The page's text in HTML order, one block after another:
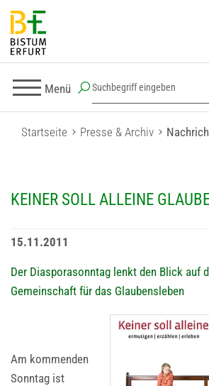
Menü
Startseite Presse & Archiv
KEINER SOLL ALLEINE
15.11.2011
Der Diasporasonntag lenkt den Blick auf
Gemeinschaft für das Glaubensleben
Am kommenden
Sonntag ist